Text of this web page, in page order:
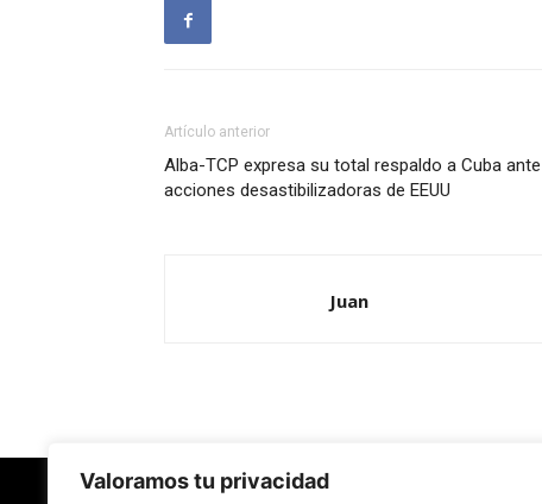
Valoramos tu privacidad
Artículo anterior
Alba-TCP expresa su total respaldo a Cuba ante
acciones desastibilizadoras de EEUU
Juan